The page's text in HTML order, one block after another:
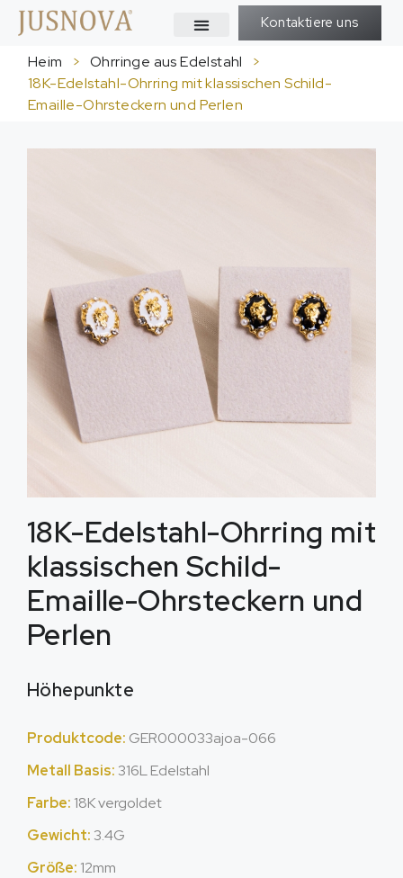
Kontaktiere uns
Heim > Ohrringe aus Edelstahl
>
18K-Edelstahl-Ohrring mit klassischen Schild-
Emaille-Ohrsteckern und Perlen
18K-Edelstahl-Ohrring mit
klassischen Schild-
Emaille-Ohrsteckern und
Perlen
Höhepunkte
Produktcode: GER000033ajoa-066
Metall Basis: 316L Edelstahl
Farbe: 18K vergoldet
Gewicht: 3.4G
Größe: 12mm